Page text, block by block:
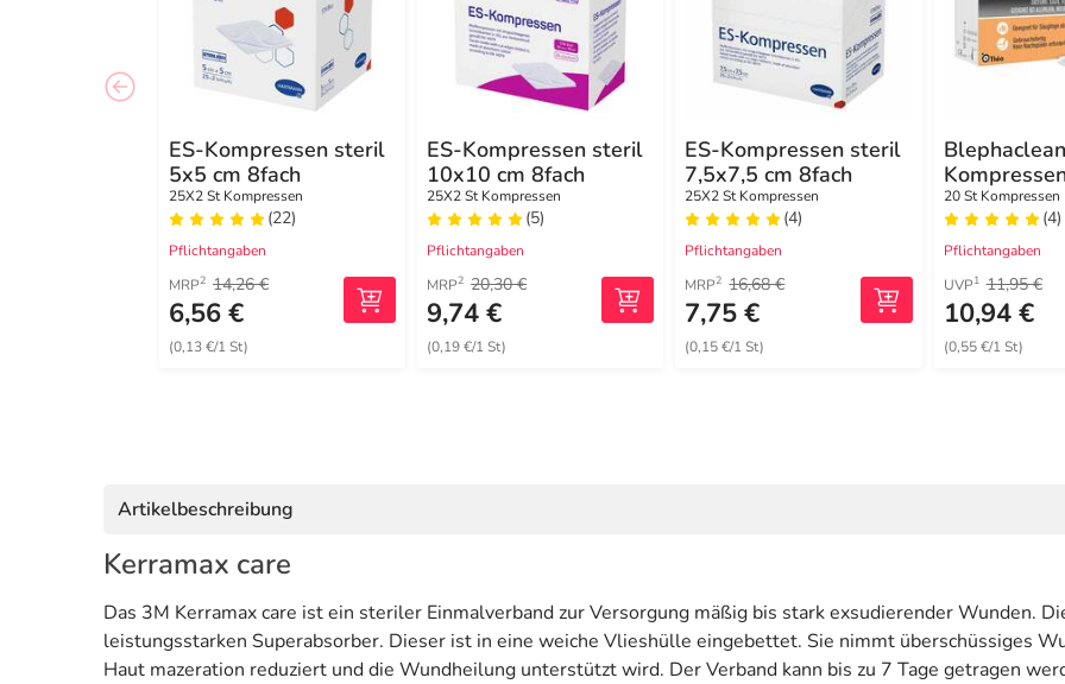
ES-Kompressen steril
5x5 cm 8fach
25X2 St Kompressen
(22)
Pflichtangaben
MRP2 14,26 €
6,56 €
(0,13 €/1 St)
ES-Kompressen steril
10x10 cm 8fach
25X2 St Kompressen
(5)
Pflichtangaben
MRP2 20,30 €
9,74 €
(0,19 €/1 St)
ES-Kompressen steril
7,5x7,5 cm 8fach
25X2 St Kompressen
(4)
Pflichtangaben
MRP2 16,68 €
7,75 €
(0,15 €/1 St)
Blephaclean
20 St Kompressen
(4)
Pflichtangaben
UVP1 11,95 €
10,94 €
(0,55 €/1 St)
Artikelbeschreibung
Kerramax care
Das 3M Kerramax care ist ein steriler Einmalverband zur Versorgung mäßig bis stark exsudierender Wunden.
leistungsstarken Superabsorber. Dieser ist in eine weiche Vlieshülle eingebettet. Sie nimmt überschüssiges
Haut mazeration reduziert und die Wundheilung unterstützt wird. Der Verband kann bis zu 7 Tage getragen